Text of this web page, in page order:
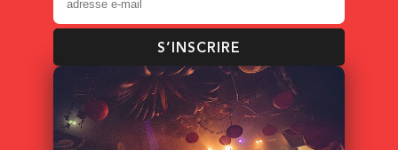
S’INSCRIRE